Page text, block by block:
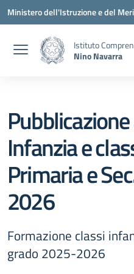
Vai ai contenuti
Vai al menu di navigazione
Vai al footer
Ministero dell'Istruzione e del
Istituto
Nino Navarra
Infanzia e
Primaria e
2026
Formazione classi
grado 2025-2026